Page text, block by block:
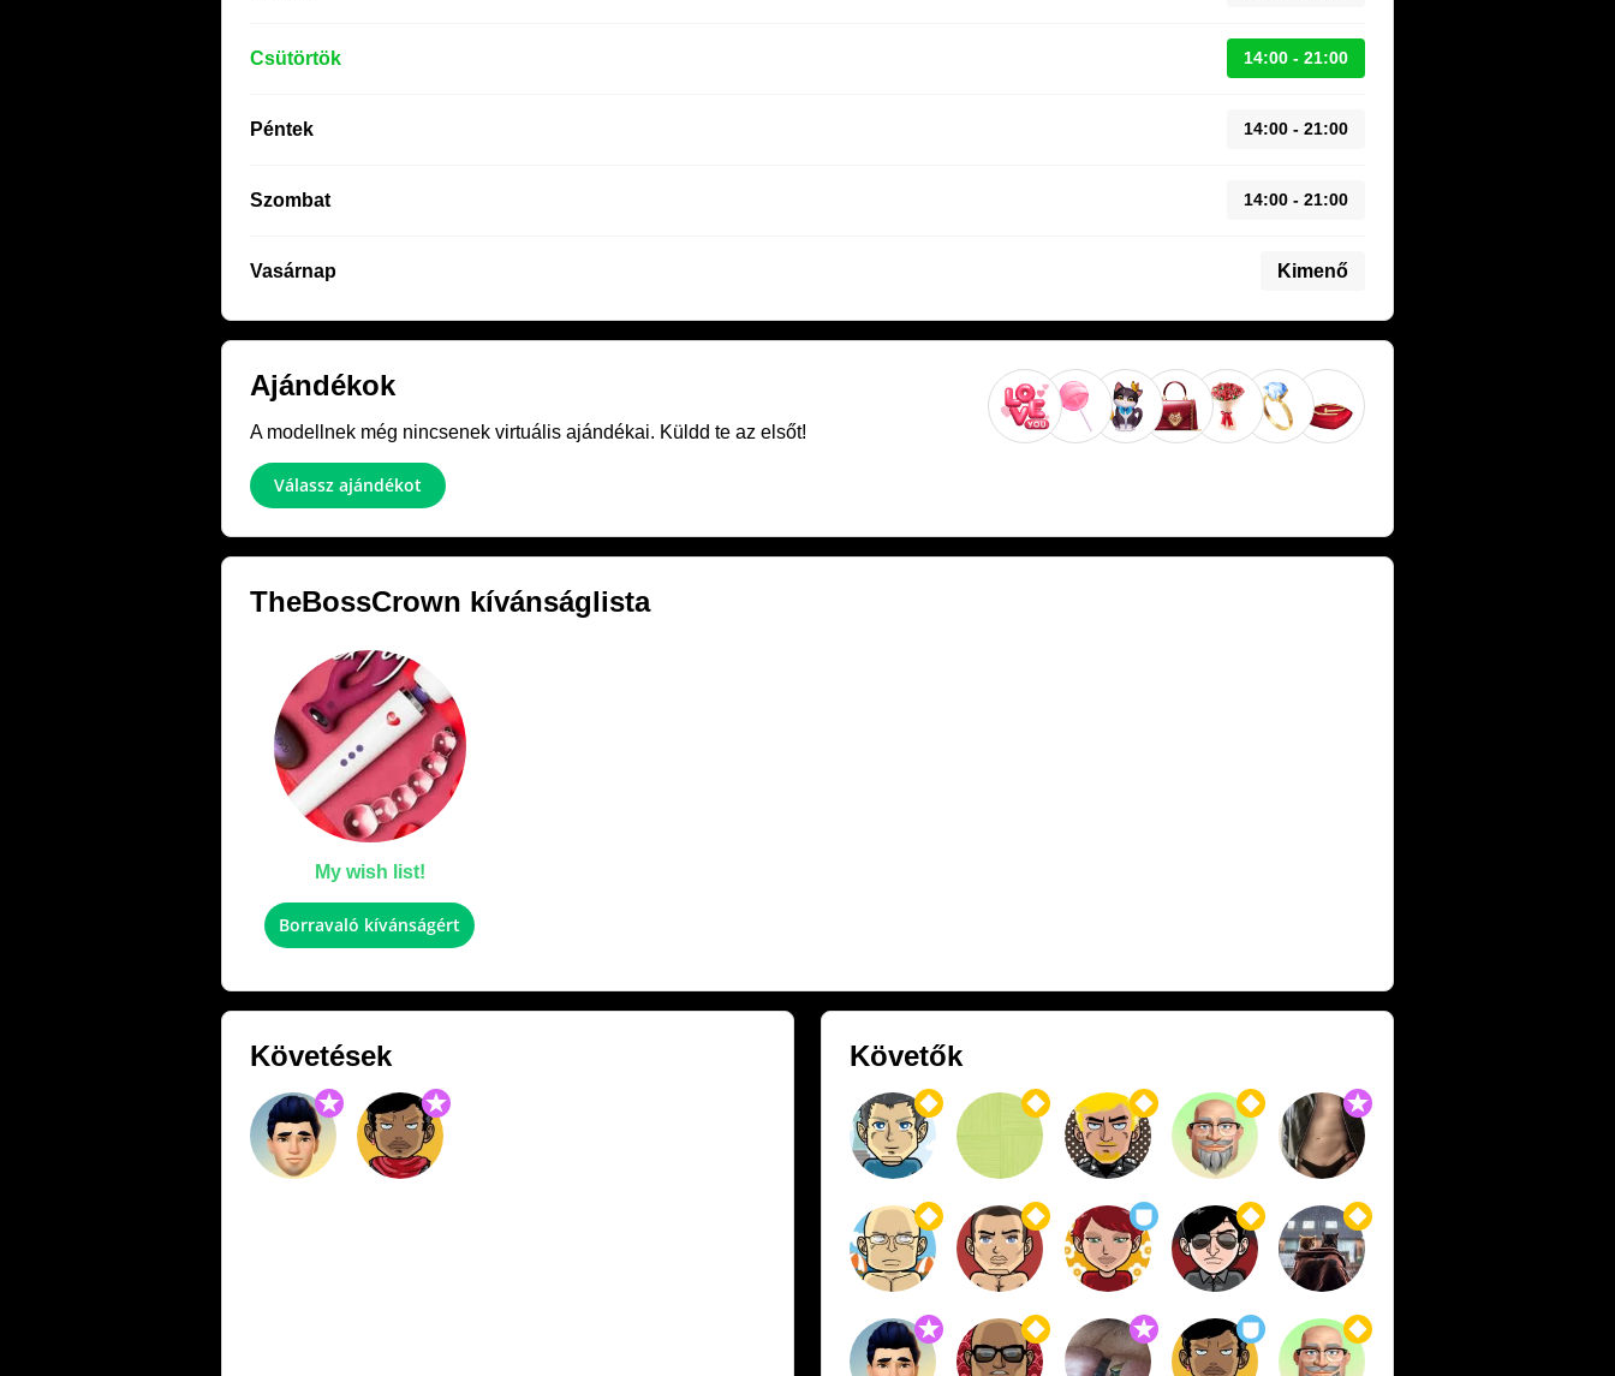
Csütörtök 14:00 - 21:00
Péntek 14:00 - 21:00
Szombat 14:00 - 21:00
Vasárnap Kimenő
Ajándékok
A modellnek még nincsenek virtuális ajándékai. Küldd te az elsőt!
Válassz ajándékot
TheBossCrown kívánságlista
My wish list!
Borravaló kívánságért
Követések Követők